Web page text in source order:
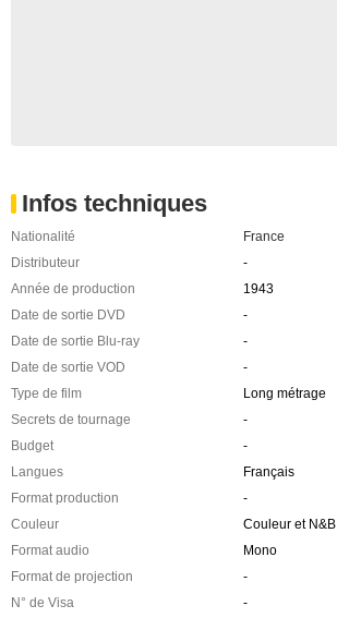
Infos techniques
Nationalité
France
Distributeur
-
Année de production
1943
Date de sortie DVD
-
Date de sortie Blu-ray
-
Date de sortie VOD
-
Type de film
Long métrage
Secrets de tournage
-
Budget
-
Langues
Français
Format production
-
Couleur
Couleur et N&B
Format audio
Mono
Format de projection
-
N° de Visa
-